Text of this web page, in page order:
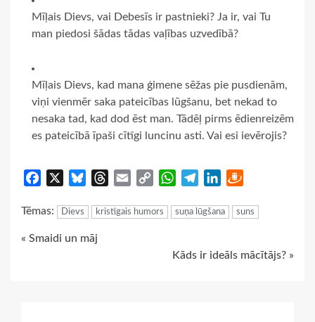
Mīļais Dievs, vai Debesīs ir pastnieki? Ja ir, vai Tu
man piedosi šādas tādas vaļības uzvedībā?
Mīļais Dievs, kad mana ģimene sēžas pie pusdienām,
viņi vienmēr saka pateicības lūgšanu, bet nekad to
nesaka tad, kad dod ēst man. Tādēļ pirms ēdienreizēm
es pateicībā īpaši cītīgi luncinu asti. Vai esi ievērojis?
Facebook BlueskyThreads
Email
Copy
WhatsApp
TelegramLinkedIn
Tēmas: Dievs kristīgais humors suņa lūgšana suns
Continue
« Smaidi un māj
Kāds ir ideāls mācītājs? »